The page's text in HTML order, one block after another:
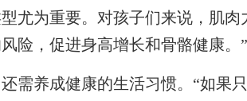
尤为重要。对孩子们来说，肌
险，促进身高增长和骨骼健康。
养成健康的生活习惯。“如果